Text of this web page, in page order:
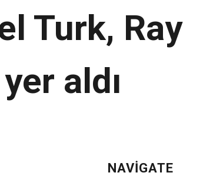
Turk, Ray
aldı
NAVIGATE